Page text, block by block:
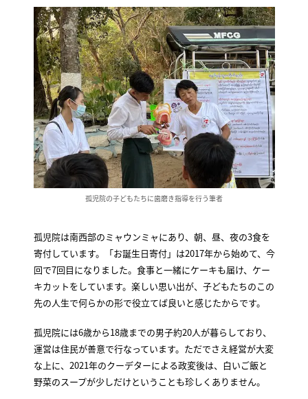
孤児院の子どもたちに歯磨き指導を行う筆者
孤児院は南西部のミャウンミャにあり、朝、昼、夜の3食を
寄付しています。「お誕生日寄付」は2017年から始めて、今
回で7回目になりました。食事と一緒にケーキも届け、ケー
キカットをしています。楽しい思い出が、子どもたちのこの
先の人生で何らかの形で役立てば良いと感じたからです。
孤児院には6歳から18歳までの男子約20人が暮らしており、
運営は住民が善意で行なっています。ただでさえ経営が大変
な上に、2021年のクーデターによる政変後は、白いご飯と
野菜のスープが少しだけということも珍しくありません。